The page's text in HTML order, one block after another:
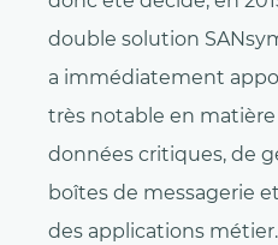
double solution
a immédiatement
très notable en
données critiques, de
boîtes de messagerie
des applications métier.